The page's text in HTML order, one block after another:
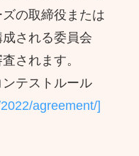
の取締役または
される委員会
されます。
テストルール
agreement/]